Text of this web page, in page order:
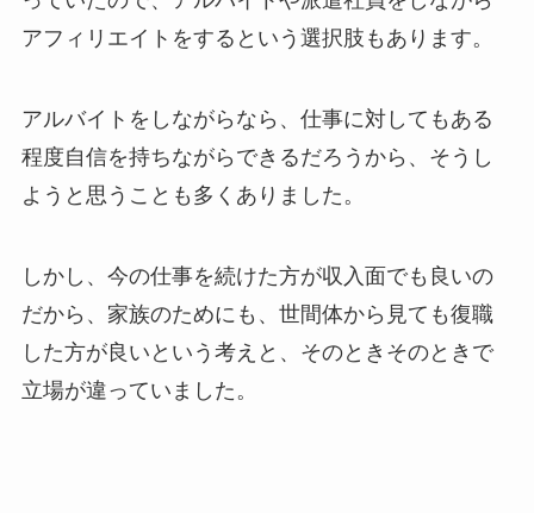
アフィリエイトをするという選択肢もあります。
アルバイトをしながらなら、仕事に対してもある
程度自信を持ちながらできるだろうから、そうし
ようと思うことも多くありました。
しかし、今の仕事を続けた方が収入面でも良いの
だから、家族のためにも、世間体から見ても復職
した方が良いという考えと、そのときそのときで
立場が違っていました。